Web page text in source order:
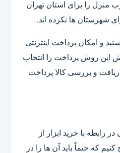
منزل را برای استان تهران
شهرستان ها نکرده اند.
و امکان پرداخت اینترنتی
این روش پرداخت را انتخاب
و بررسی کالا پرداخت
رابطه با خرید ابزار از
که حتماً باید آن ها را در